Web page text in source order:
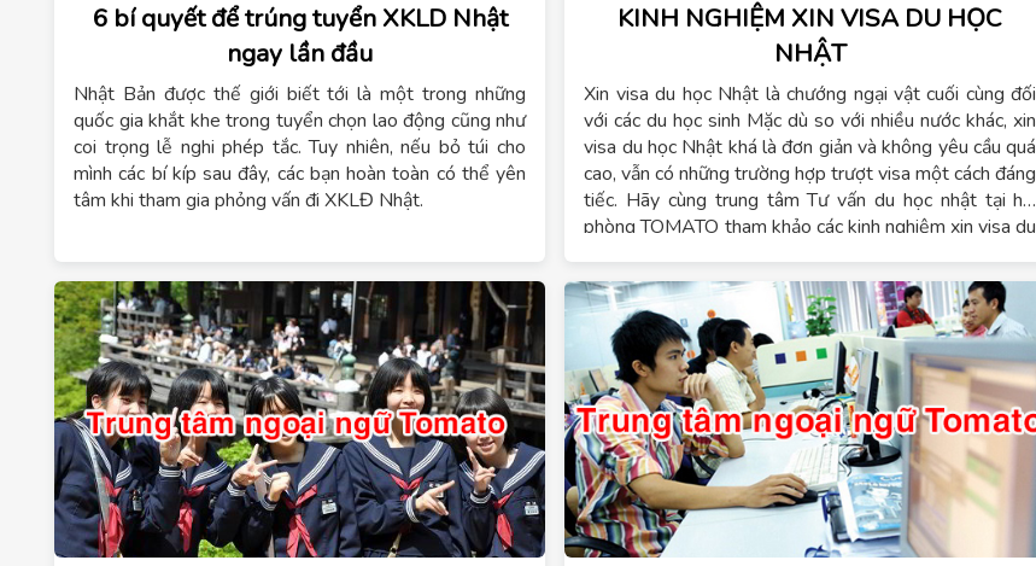
6 bí quyết để trúng tuyển XKLD Nhật
ngay lần đầu
Nhật Bản được thế giới biết tới là một trong những
quốc gia khắt khe trong tuyển chọn lao động cũng như
coi trọng lễ nghi phép tắc. Tuy nhiên, nếu bỏ túi cho
mình các bí kíp sau đây, các bạn hoàn toàn có thể yên
tâm khi tham gia phỏng vấn đi XKLĐ Nhật.
KINH NGHIỆM XIN VISA DU HỌC
NHẬT
Xin visa du học Nhật là chướng ngại vật cuối cùng đối
với các du học sinh Mặc dù so với nhiều nước khác, xin
visa du học Nhật khá là đơn giản và không yêu cầu quá
cao, vẫn có những trường hợp trượt visa một cách đáng
tiếc. Hãy cùng trung tâm Tư vấn du học nhật tại hải
phòng TOMATO tham khảo các kinh nghiệm xin visa du